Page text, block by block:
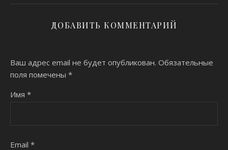
ДОБАВИТЬ КОММЕНТАРИЙ
Ваш адрес email не будет опубликован. Обязательные
поля помечены *
Имя *
Email *